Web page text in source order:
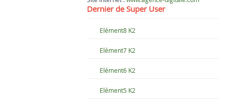
Dernier de Super User
Elément8 K2
Elément7 K2
Elément6 K2
Elément5 K2